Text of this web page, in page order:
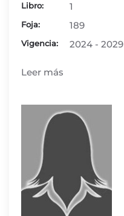
Libro: 1
Foja: 189
Vigencia: 2024 - 2029
Leer más